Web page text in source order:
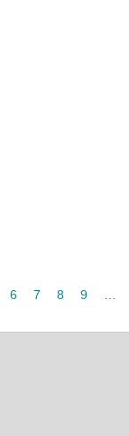
6 7 8 9 …